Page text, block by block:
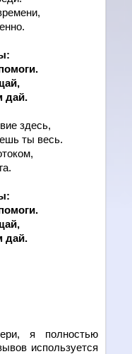
дай.
здесь,
ты весь.
дай.
я полностью
используется